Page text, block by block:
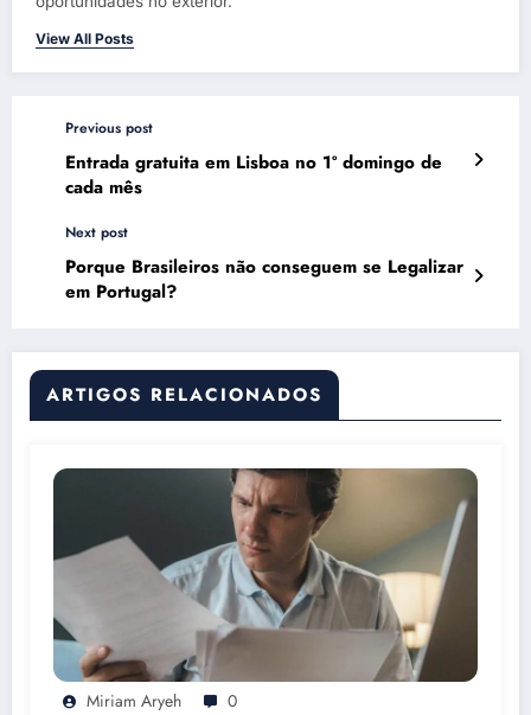
View All Posts
Previous post
Entrada gratuita em Lisboa no 1º domingo de
cada mês
Next post
Porque Brasileiros não conseguem se Legalizar
em Portugal?
ARTIGOS RELACIONADOS
Miriam Aryeh 0